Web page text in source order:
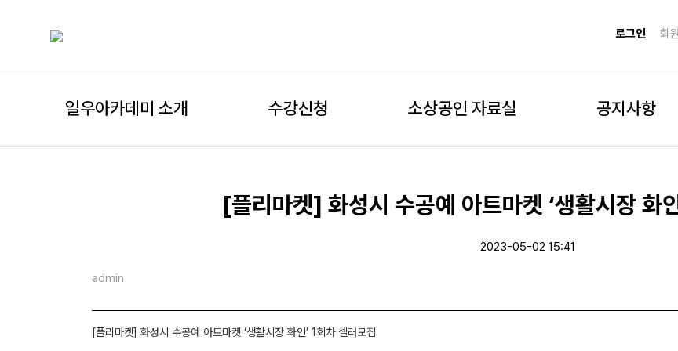
로그인 회
일우아카데미 소개 수강신청 소상공인 자료실 공지사항
[플리마켓] 화성시 수공예 아트마켓 ‘생활시장 화
2023-05-02 15:41
admin
[플리마켓] 화성시 수공예 아트마켓 ‘생활시장 화인’ 1회차 셀러모집